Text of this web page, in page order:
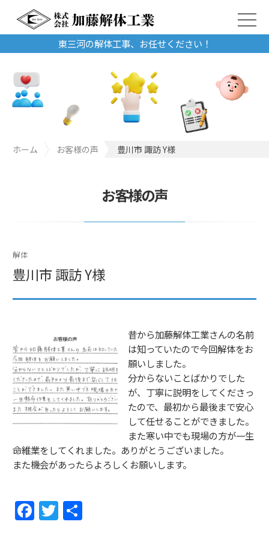
東三河の解体工事、お任せください！
ホーム お客様の声 豊川市 諏訪 Y様
お客様の声
解体
豊川市 諏訪 Y様
昔から加藤解体工業さんの名前
は知っていたので今回解体をお
願いしました。
分からないことばかりでした
が、 丁寧に説明をしてくださっ
たので、 最初から最後まで安心
して任せることができました。
また寒い中でも現場の方が一生
命維業をしてくれました。 ありがとうございました。
また機会があったらよろしくお願いします。
F T